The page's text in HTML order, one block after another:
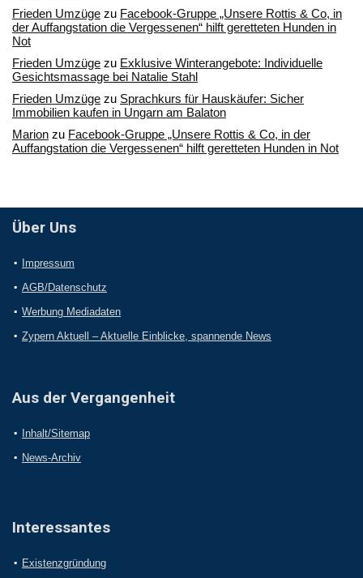
Frieden Umzüge zu Facebook-Gruppe „Unsere Rottis & Co, in
der Auffangstation die Vergessenen“ hilft geretteten Hunden in
Not
Frieden Umzüge zu Exklusive Winterangebote: Individuelle
Gesichtsmassage bei Natalie Stahl
Frieden Umzüge zu Sprachkurs für Hauskäufer: Sicher
Immobilien kaufen in Ungarn am Balaton
Marion zu Facebook-Gruppe „Unsere Rottis & Co, in der
Auffangstation die Vergessenen“ hilft geretteten Hunden in Not
Über Uns
Impressum
AGB/Datenschutz
Werbung Mediadaten
Zypern Aktuell – Aktuelle Einblicke, spannende News
Aus der Vergangenheit
Inhalt/Sitemap
News-Archiv
Interessantes
Existenzgründung